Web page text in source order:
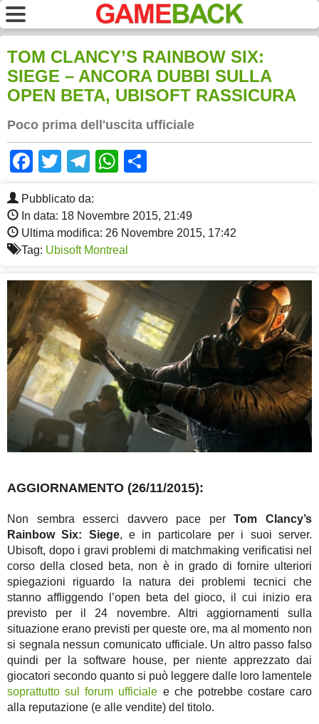
TOM CLANCY’S RAINBOW SIX:
SIEGE – ANCORA DUBBI SULLA
OPEN BETA, UBISOFT RASSICURA
Poco prima dell'uscita ufficiale
Facebook
TwitterTelegram
WhatsApp
Pubblicato da:
In data: 18 Novembre 2015, 21:49
Ultima modifica: 26 Novembre 2015, 17:42
Tag: Ubisoft Montreal
AGGIORNAMENTO (26/11/2015):
Non sembra esserci davvero pace perTom Clancy’s
Rainbow Six: Siege, e in particolare per i suoi server.
Ubisoft, dopo i gravi problemi di matchmaking verificatisi nel
corso della closed beta, non è in grado di fornire ulteriori
spiegazioni riguardo la natura dei problemi tecnici che
stanno affliggendo l’open beta del gioco, il cui inizio era
previsto per il 24 novembre. Altri aggiornamenti sulla
situazione erano previsti per queste ore, ma al momento non
si segnala nessun comunicato ufficiale. Un altro passo falso
quindi per la software house, per niente apprezzato dai
giocatori secondo quanto si può leggere dalle loro lamentele
soprattutto sul forum ufficiale e che potrebbe costare caro
alla reputazione (e alle vendite) del titolo.